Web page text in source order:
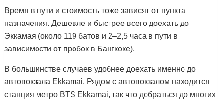
Время в пути и стоимость тоже зависят от пункта
назначения. Дешевле и быстрее всего доехать до
Эккамая (около 119 батов и 2–2,5 часа в пути в
зависимости от пробок в Бангкоке).
В большинстве случаев удобнее доехать именно до
автовокзала Ekkamai. Рядом с автовокзалом находится
станция метро BTS Ekkamai, так что добраться до многих